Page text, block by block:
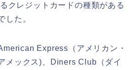
クレジットカードの種類がある
した。
Express（アメリカン・
メックス)、Diners Club（ダイ